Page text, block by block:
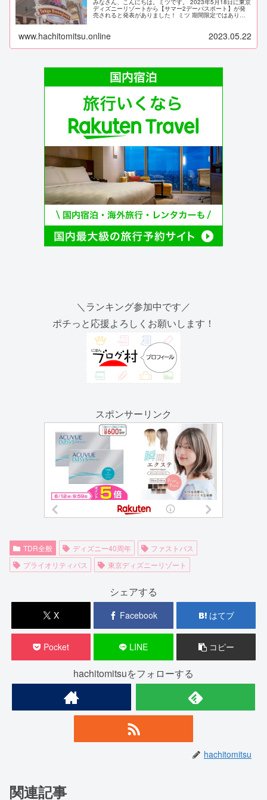
みなさん、こんにちは。ミツです。 2023年5月18日に東京
ディズニーリゾートから【サマー2デーパスポート】が発
売されると発表がありました！ ミツ 期間限定ではありま
www.hachitomitsu.online 2023.05.22
＼ランキング参加中です／
ポチっと応援よろしくお願いします！
スポンサーリンク
TDR全般 ディズニー40周年
ファストパス
プライオリティパス
東京ディズニーリゾート
シェアする
X Facebook はてブ
Pocket LINE コピー
hachitomitsuをフォローする
hachitomitsu
関連記事